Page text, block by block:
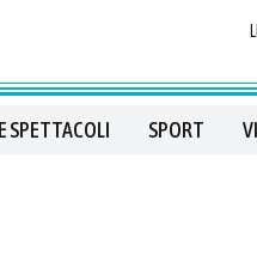
SPETTACOLI SPORT